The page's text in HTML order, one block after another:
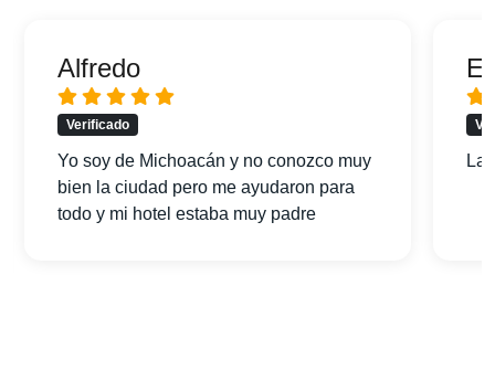
Alfredo
Verificado
Yo soy de Michoacán y no conozco muy
bien la ciudad pero me ayudaron para
todo y mi hotel estaba muy padre
La